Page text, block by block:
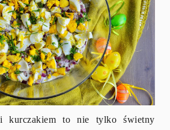
kurczakiem to nie tylko świetny